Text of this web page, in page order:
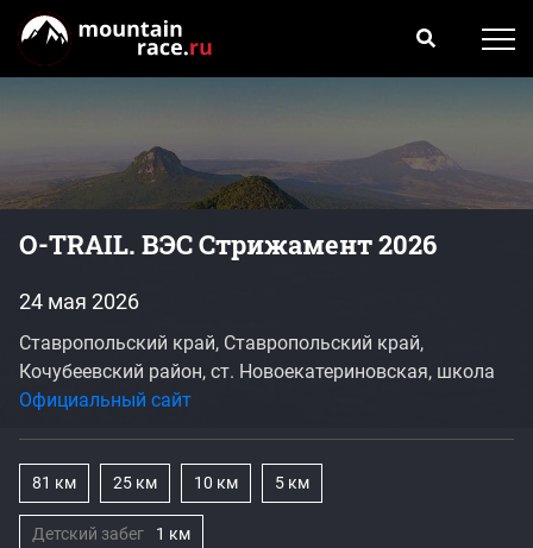
O-TRAIL. ВЭС Стрижамент 2026
24 мая 2026
Ставропольский край, Ставропольский край,
Кочубеевский район, ст. Новоекатериновская, школа
Официальный сайт
81 км 25 км 10 км 5 км
Детский забег 1 км